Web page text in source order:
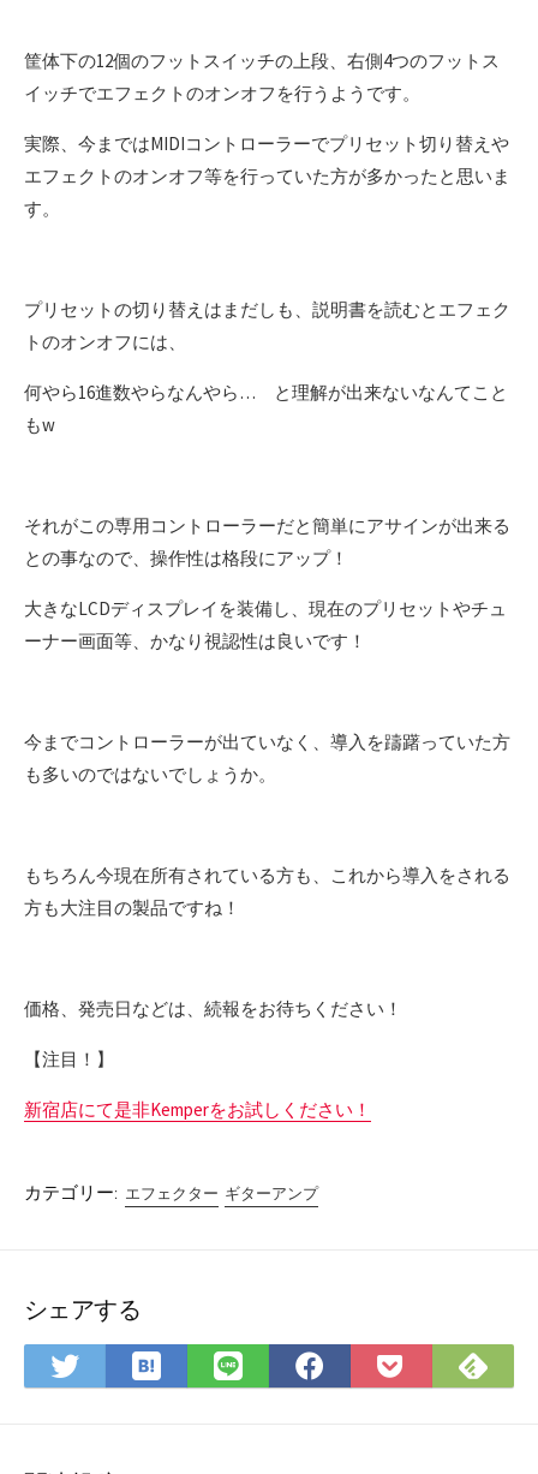
筐体下の12個のフットスイッチの上段、右側4つのフットス
イッチでエフェクトのオンオフを行うようです。
実際、今まではMIDIコントローラーでプリセット切り替えや
エフェクトのオンオフ等を行っていた方が多かったと思いま
す。
プリセットの切り替えはまだしも、説明書を読むとエフェク
トのオンオフには、
何やら16進数やらなんやら… と理解が出来ないなんてこと
もw
それがこの専用コントローラーだと簡単にアサインが出来る
との事なので、操作性は格段にアップ！
大きなLCDディスプレイを装備し、現在のプリセットやチュ
ーナー画面等、かなり視認性は良いです！
今までコントローラーが出ていなく、導入を躊躇っていた方
も多いのではないでしょうか。
もちろん今現在所有されている方も、これから導入をされる
方も大注目の製品ですね！
価格、発売日などは、続報をお待ちください！
【注目！】
新宿店にて是非Kemperをお試しください！
カテゴリー: エフェクター ギターアンプ
シェアする
Twitter
で
は
て
LINE
で
Facebook
で
Pocket
に
で